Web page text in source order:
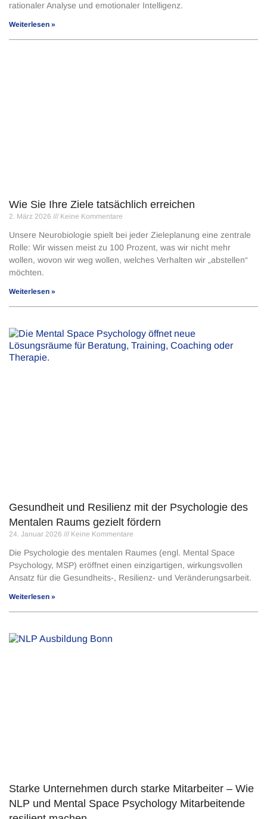
rationaler Analyse und emotionaler Intelligenz.
Weiterlesen »
Wie Sie Ihre Ziele tatsächlich erreichen
2. März 2026 Keine Kommentare
Unsere Neurobiologie spielt bei jeder Zieleplanung eine zentrale
Rolle: Wir wissen meist zu 100 Prozent, was wir nicht mehr
wollen, wovon wir weg wollen, welches Verhalten wir „abstellen“
möchten.
Weiterlesen »
Gesundheit und Resilienz mit der Psychologie des
Mentalen Raums gezielt fördern
24. Januar 2026 Keine Kommentare
Die Psychologie des mentalen Raumes (engl. Mental Space
Psychology, MSP) eröffnet einen einzigartigen, wirkungsvollen
Ansatz für die Gesundheits-, Resilienz- und Veränderungsarbeit.
Weiterlesen »
Starke Unternehmen durch starke Mitarbeiter – Wie
NLP und Mental Space Psychology Mitarbeitende